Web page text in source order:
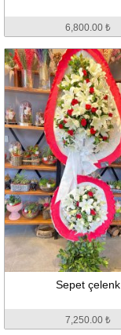
6,800.00 ₺
Sepet çelenk
7,250.00 ₺